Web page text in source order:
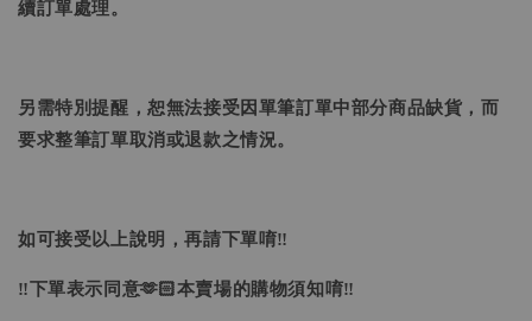
續訂單處理。
另需特別提醒，恕無法接受因單筆訂單中部分商品缺貨，而
要求整筆訂單取消或退款之情況。
如可接受以上說明，再請下單唷‼
‼下單表示同意🫶🏻本賣場的購物須知唷‼